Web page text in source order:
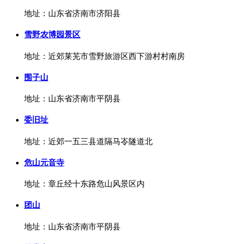
地址：山东省济南市济阳县
雪野农博园景区
地址：近郊莱芜市雪野旅游区西下游村村南房
围子山
地址：山东省济南市平阴县
委旧址
地址：近郊一五三县道隔马岺隧道北
危山元音寺
地址：章丘经十东路危山风景区内
团山
地址：山东省济南市平阴县